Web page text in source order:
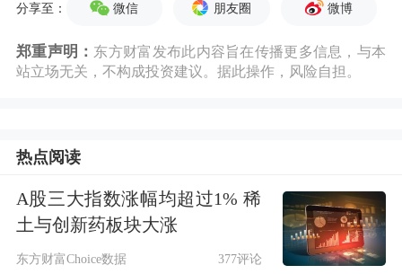
从对越南的调研中，李稻葵感受到经济
发展的紧迫感。虽然越南基础设施等方
费，消费靠的是就业，就业靠的是有增
长潜力的企业去扩大投资、扩大招
聘。”他说。
分享至： 微信 朋友圈 微博
郑重声明： 东方财富发布此内容旨在传播更多信息，与本
站立场无关，不构成投资建议。据此操作，风险自担。
热点阅读
A股三大指数涨幅均超过1% 稀
土与创新药板块大涨
东方财富Choice数据 377评论